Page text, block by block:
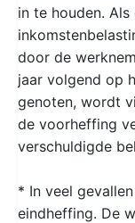
in te houden.
door de
jaar volgend op
genoten, wordt
de voorheffing
verschuldigde
* In veel
eindheffing. De